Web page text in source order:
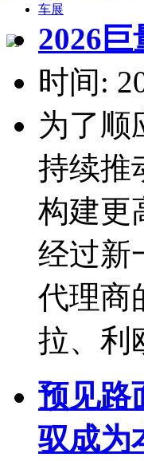
车展
2026
时间:
为了顺
持续推
构建更
经过新
代理商
拉、利
预见路
驭成为